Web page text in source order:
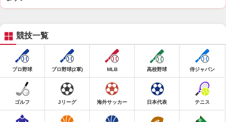
競技一覧
プロ野球 プロ野球(2軍) MLB 高校野球 侍ジャパン
ゴルフ Jリーグ 海外サッカー 日本代表 テニス